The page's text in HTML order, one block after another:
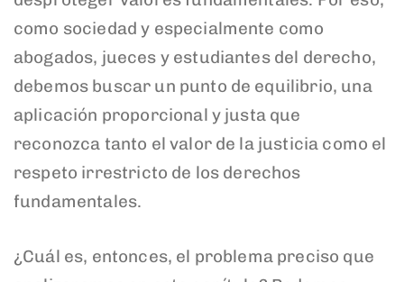
como sociedad y especialmente como
abogados, jueces y estudiantes del derecho,
debemos buscar un punto de equilibrio, una
aplicación proporcional y justa que
reconozca tanto el valor de la justicia como el
respeto irrestricto de los derechos
fundamentales.
¿Cuál es, entonces, el problema preciso que